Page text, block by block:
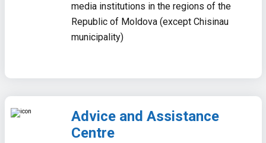
media institutions in the regions of the
Republic of Moldova (except Chisinau
municipality)
Advice and Assistance
Centre